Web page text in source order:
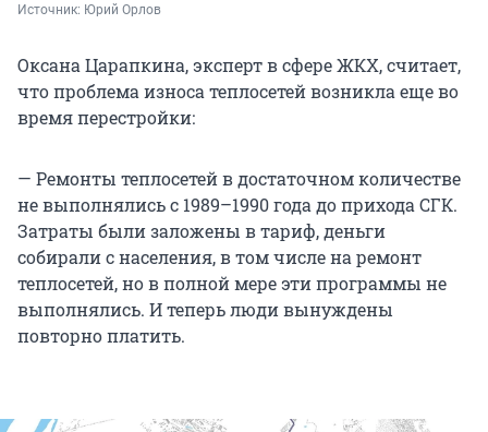
Источник: Юрий Орлов
Оксана Царапкина, эксперт в сфере ЖКХ, считает,
что проблема износа теплосетей возникла еще во
время перестройки:
— Ремонты теплосетей в достаточном количестве
не выполнялись с 1989–1990 года до прихода СГК.
Затраты были заложены в тариф, деньги
собирали с населения, в том числе на ремонт
теплосетей, но в полной мере эти программы не
выполнялись. И теперь люди вынуждены
повторно платить.